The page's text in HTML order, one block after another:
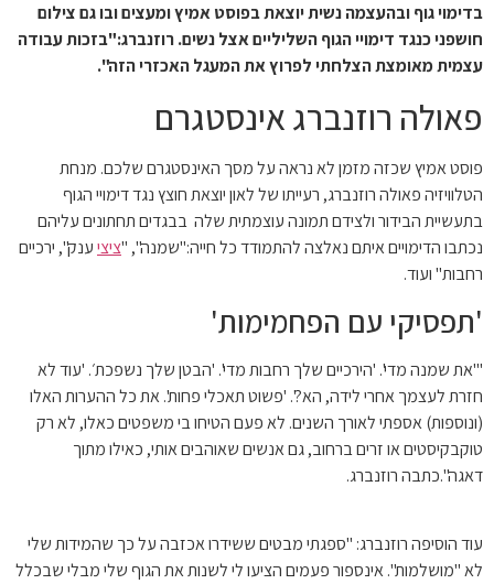
בדימוי גוף ובהעצמה נשית יוצאת בפוסט אמיץ ומעצים ובו גם צילום
חושפני כנגד דימויי הגוף השליליים אצל נשים. רוזנברג:"בזכות עבודה
עצמית מאומצת הצלחתי לפרוץ את המעגל האכזרי הזה".
פאולה רוזנברג אינסטגרם
פוסט אמיץ שכזה מזמן לא נראה על מסך האינסטגרם שלכם. מנחת
הטלוויזיה פאולה רוזנברג, רעייתו של לאון יוצאת חוצץ נגד דימויי הגוף
בתעשיית הבידור ולצידם תמונה עוצמתית שלה בבגדים תחתונים עליהם
נכתבו הדימויים איתם נאלצה להתמודד כל חייה:"שמנה", "ציציענק", ירכיים
רחבות" ועוד.
'תפסיקי עם הפחמימות'
"'את שמנה מדי'. 'הירכיים שלך רחבות מדי'. 'הבטן שלך נשפכת׳. 'עוד לא
חזרת לעצמך אחרי לידה, הא?'. 'פשוט תאכלי פחות'.את כל ההערות האלו
(ונוספות) אספתי לאורך השנים. לא פעם הטיחו בי משפטים כאלו, לא רק
טוקבקיסטים או זרים ברחוב, גם אנשים שאוהבים אותי, כאילו מתוך
דאגה".כתבה רוזנברג.
עוד הוסיפה רוזנברג: "ספגתי מבטים ששידרו אכזבה על כך שהמידות שלי
לא "מושלמות". אינספור פעמים הציעו לי לשנות את הגוף שלי מבלי שבכלל